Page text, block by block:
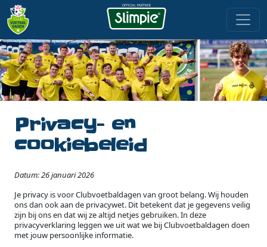
Privacy- en
cookiebeleid
Datum: 26 januari 2026
Je privacy is voor Clubvoetbaldagen van groot belang. Wij houden
ons dan ook aan de privacywet. Dit betekent dat je gegevens veilig
zijn bij ons en dat wij ze altijd netjes gebruiken. In deze
privacyverklaring leggen we uit wat we bij Clubvoetbaldagen doen
met jouw persoonlijke informatie.